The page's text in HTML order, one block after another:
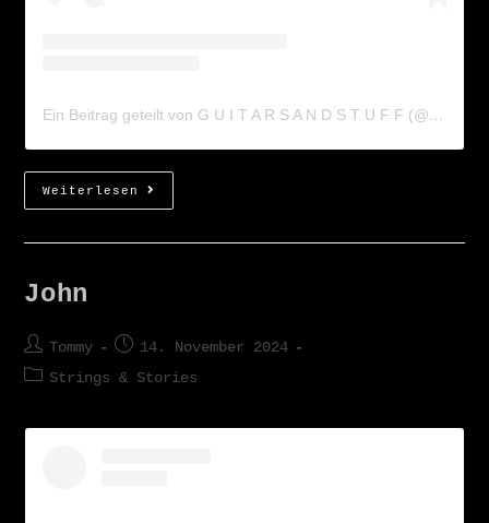
Ein Beitrag geteilt von G U I T A R S A N D S T U F F (@guitarsandstuff)
Weiterlesen
John
Tommy
14. November 2024
Strings & Stories